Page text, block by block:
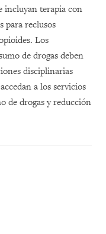
incluyan terapia con
para reclusos
Los
de drogas deben
disciplinarias
a los servicios
de drogas y reducción